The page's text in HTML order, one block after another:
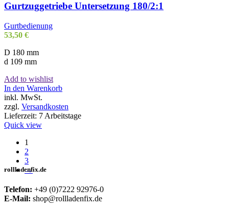
Gurtzuggetriebe Untersetzung 180/2:1
Gurtbedienung
53,50 €
D 180 mm
d 109 mm
Add to wishlist
In den Warenkorb
inkl. MwSt.
zzgl. Versandkosten
Lieferzeit: 7 Arbeitstage
Quick view
1
2
3
→
rollladenfix.de
Telefon: +49 (0)7222 92976-0
E-Mail: shop@rollladenfix.de